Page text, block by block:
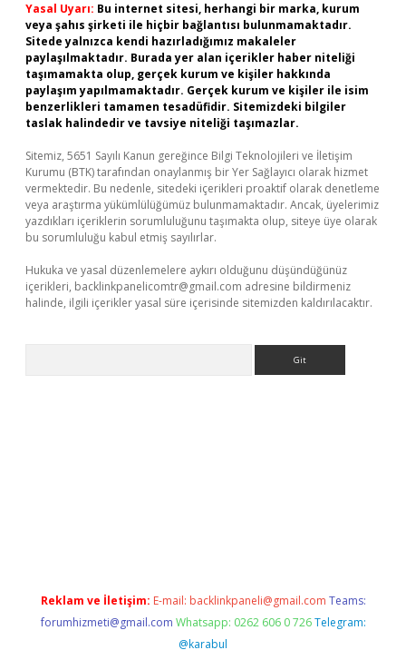
Yasal Uyarı: Bu internet sitesi, herhangi bir marka, kurum
veya şahıs şirketi ile hiçbir bağlantısı bulunmamaktadır.
Sitede yalnızca kendi hazırladığımız makaleler
paylaşılmaktadır. Burada yer alan içerikler haber niteliği
taşımamakta olup, gerçek kurum ve kişiler hakkında
paylaşım yapılmamaktadır. Gerçek kurum ve kişiler ile isim
benzerlikleri tamamen tesadüfidir. Sitemizdeki bilgiler
taslak halindedir ve tavsiye niteliği taşımazlar.
Sitemiz, 5651 Sayılı Kanun gereğince Bilgi Teknolojileri ve İletişim
Kurumu (BTK) tarafından onaylanmış bir Yer Sağlayıcı olarak hizmet
vermektedir. Bu nedenle, sitedeki içerikleri proaktif olarak denetleme
veya araştırma yükümlülüğümüz bulunmamaktadır. Ancak, üyelerimiz
yazdıkları içeriklerin sorumluluğunu taşımakta olup, siteye üye olarak
bu sorumluluğu kabul etmiş sayılırlar.
Hukuka ve yasal düzenlemelere aykırı olduğunu düşündüğünüz
içerikleri, backlinkpanelicomtr@gmail.com adresine bildirmeniz
halinde, ilgili içerikler yasal süre içerisinde sitemizden kaldırılacaktır.
Reklam ve İletişim: E-mail: backlinkpaneli@gmail.com Teams:
forumhizmeti@gmail.com Whatsapp: 0262 606 0 726 Telegram:
@karabul